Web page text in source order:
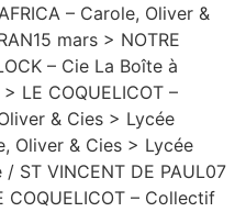
– Carole, Oliver &
mars > NOTRE
– Cie La Boîte à
LE COQUELICOT –
& Cies > Lycée
Oliver & Cies > Lycée
ST VINCENT DE PAUL07
COQUELICOT – Collectif